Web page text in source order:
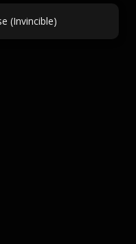
(Invincible)